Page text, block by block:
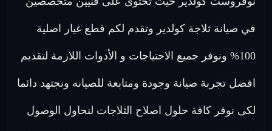
في صيانة ثلاجة كولدير وتقدم لكم قطع غيار اصلية
100% ونوفر جميع الاحتياجات و الأدوات اللازمة لتقديم
افضل تجربة صيانة وجودة ومتابعة للصيانه ونجتهد دائما
لكى نوفر كافة حلول اصلاح الثلاجات لنحاول الوصول